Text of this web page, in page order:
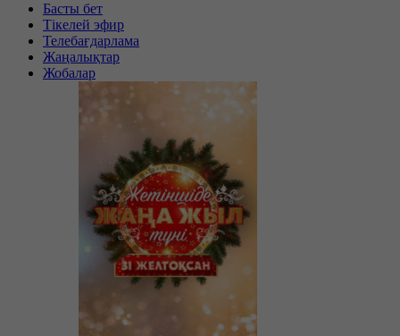
Басты бет
Тікелей эфир
Телебағдарлама
Жаңалықтар
Жобалар